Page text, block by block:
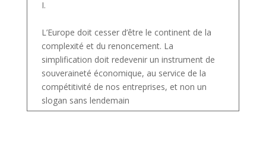
I.
L’Europe doit cesser d’être le continent de la
complexité et du renoncement. La
simplification doit redevenir un instrument de
souveraineté économique, au service de la
compétitivité de nos entreprises, et non un
slogan sans lendemain